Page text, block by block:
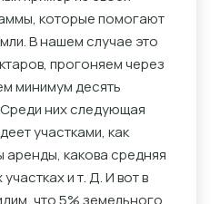
которые помогают
В нашем случае это
прогоняем через
минимум десять
них следующая
участками, как
какова средняя
и т. Д. И вот в
что 5% земельного